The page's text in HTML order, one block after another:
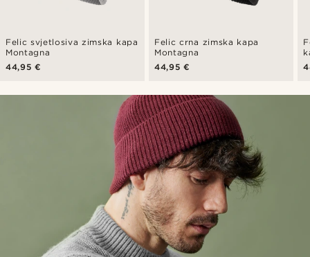
Felic svjetlosiva zimska kapa
Montagna
44,95 €
Felic crna zimska kapa
Montagna
44,95 €